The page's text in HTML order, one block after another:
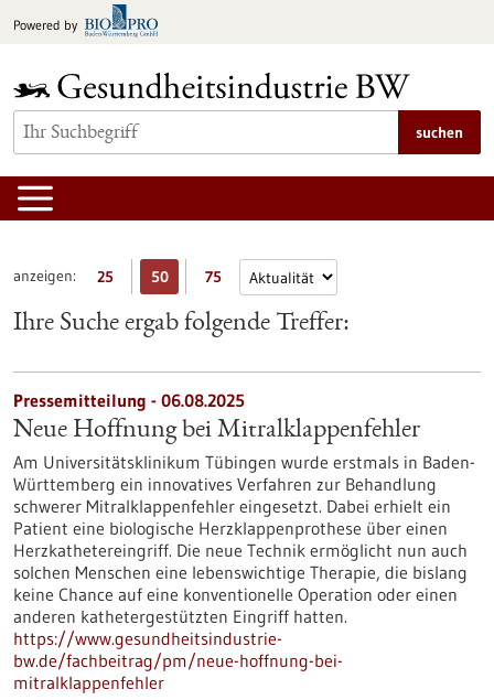
Inhalt
Powered by
suchen
anzeigen: 25 50 75
Ihre Suche ergab folgende Treffer:
Pressemitteilung - 06.08.2025
Neue Hoffnung bei Mitralklappenfehler
Am Universitätsklinikum Tübingen wurde erstmals in Baden-
Württemberg ein innovatives Verfahren zur Behandlung
schwerer Mitralklappenfehler eingesetzt. Dabei erhielt ein
Patient eine biologische Herzklappenprothese über einen
Herzkathetereingriff. Die neue Technik ermöglicht nun auch
solchen Menschen eine lebenswichtige Therapie, die bislang
keine Chance auf eine konventionelle Operation oder einen
anderen kathetergestützten Eingriff hatten.
https://www.gesundheitsindustrie-
bw.de/fachbeitrag/pm/neue-hoffnung-bei-
mitralklappenfehler